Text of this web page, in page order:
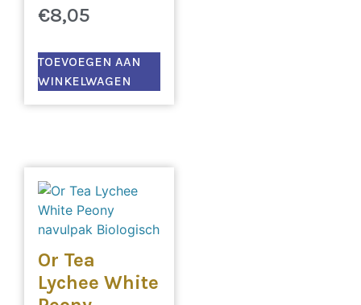
€8,05
TOEVOEGEN AAN
WINKELWAGEN
Or Tea
Lychee White